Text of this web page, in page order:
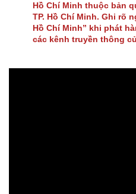
Hồ Chí Minh thuộc bản
TP. Hồ Chí Minh. Ghi rõ
Hồ Chí Minh” khi phát
các kênh truyền thông